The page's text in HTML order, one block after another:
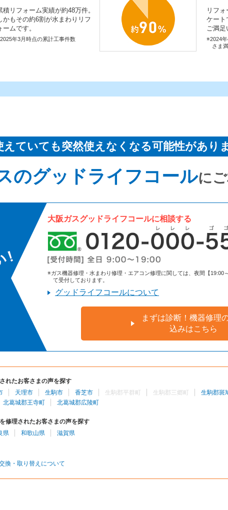
積リフォーム実績が約48万件。
かもその約6割が水まわりリフ
ームです。
年3月時点の累計工事件数
リフ
ケート
ご満足
※2024
さま
えていても突然使えなくなる可能性があり
のグッドライフコールに
大阪ガスグッドライフコールに相談する
※ガス機器修理・水まわり修理・エアコン修理に関しては、夜間【19:00
て受付しております。
グッドライフコールについて
まずは診断！機器修理
込みはこちら
れたお客さまの声を探す
天理市 生駒市 香芝市 生駒郡平群町 生駒郡三郷町 生駒郡斑
北葛城郡王寺町
北葛城郡広陵町
修理されたお客さまの声を探す
県
和歌山県 滋賀県
換・取り替えについて